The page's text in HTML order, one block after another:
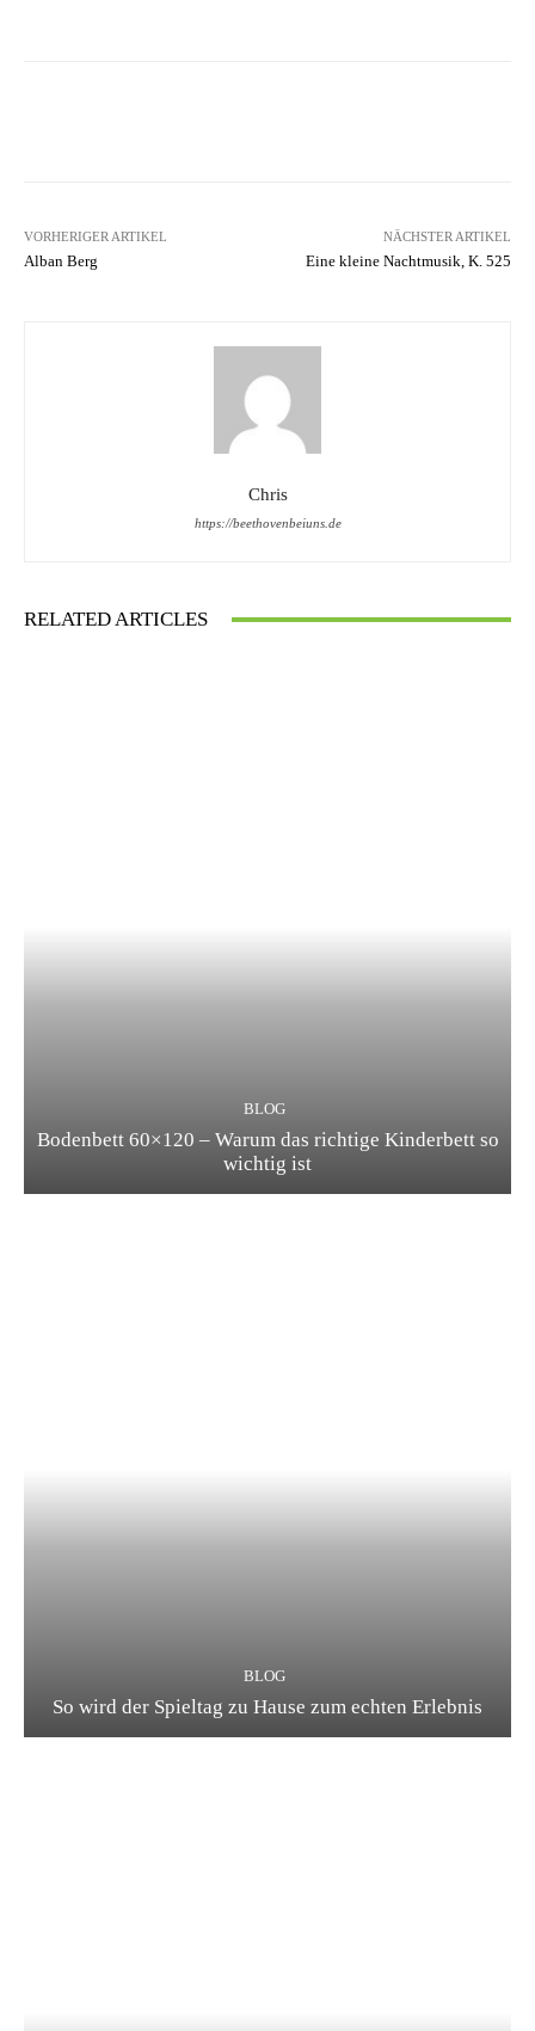
VORHERIGER ARTIKEL
Alban Berg
NÄCHSTER ARTIKEL
Eine kleine Nachtmusik, K. 525
Chris
https://beethovenbeiuns.de
RELATED ARTICLES
BLOG
Bodenbett 60×120 – Warum das richtige Kinderbett so
wichtig ist
BLOG
So wird der Spieltag zu Hause zum echten Erlebnis